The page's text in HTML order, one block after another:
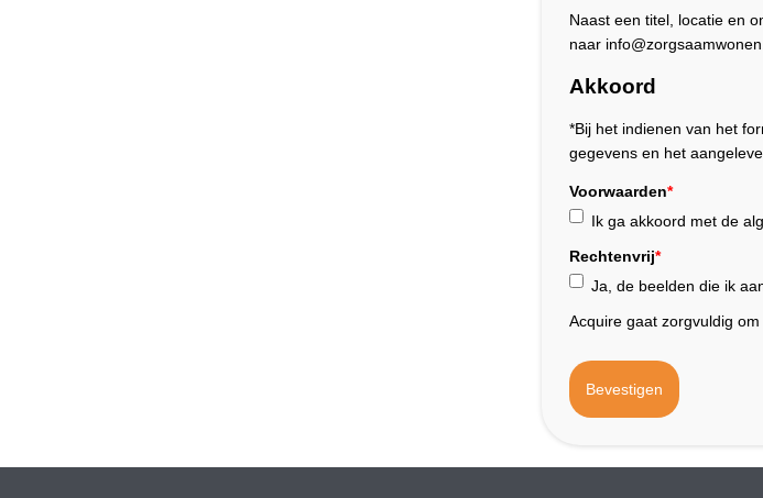
Naast een titel, locatie en
naar
Akkoord
*Bij het indienen van het
gegevens en het
Voorwaarden*
Ik ga akkoord met de
Rechtenvrij*
Ja, de beelden die ik
Acquire gaat zorgvuldig
Bevestigen